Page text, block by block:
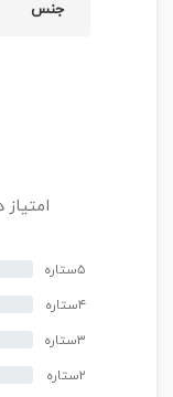
جنس
۵ستاره
۴ستاره
۳ستاره
۲ستاره